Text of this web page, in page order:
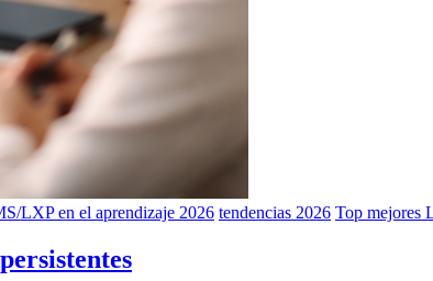
LXP en el aprendizaje 2026 tendencias 2026 Top mejores